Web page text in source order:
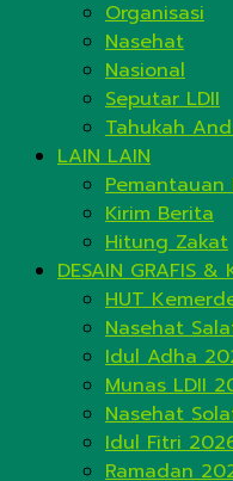
Organisasi
Nasehat
Nasional
Seputar LDII
Tahukah
LAIN LAIN
Pemantauan
Kirim Berita
Hitung Zakat
DESAIN GRAFIS &
HUT
Nasehat
Idul Adha
Munas LDII
Nasehat
Idul Fitri
Ramadan